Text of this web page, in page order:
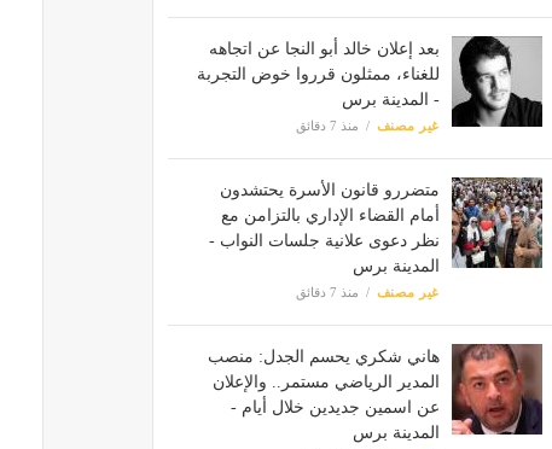
بعد إعلان خالد أبو النجا عن اتجاهه
للغناء، ممثلون قرروا خوض التجربة
- المدينة برس
غير مصنف منذ 7 دقائق
متضررو قانون الأسرة يحتشدون
أمام القضاء الإداري بالتزامن مع
نظر دعوى علانية جلسات النواب -
المدينة برس
غير مصنف منذ 7 دقائق
هاني شكري يحسم الجدل: منصب
المدير الرياضي مستمر.. والإعلان
عن اسمين جديدين خلال أيام -
المدينة برس